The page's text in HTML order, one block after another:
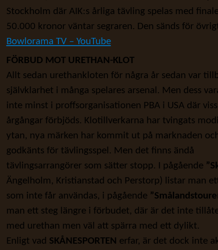
Stockholm där AIK:s årliga tävling spelas med
50.000 kronor väntar segraren. Den sänds för
Bowlorama TV – YouTube
FÖRBUD MOT URETHAN-KLOT
Allt sedan urethankloten för några år sedan var
självklarhet i många spelares arsenal. Men dess
inte minst i proffsorganisationen PBA i USA där
årgångar förbjöds. Klotillverkarna har tvingats
ytan, nya märken har kommit ut på marknaden
godkänts för tävlingsspel. Men det finns ändå
tävlingsarrangörer som sätter stopp. I pågående
Ängelholm, Kristianstad och Perstorp) listar man
som inte får användas, i pågående
man ett steg längre i förbudet, där är det inte
med urethan men väl att spärra med ett dylikt.
Enligt vad SKÅNESPORTEN erfar, är det dock inte